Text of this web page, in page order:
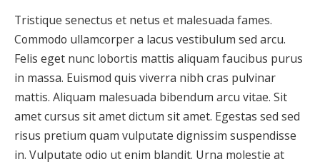
Tristique senectus et netus et malesuada fames.
Commodo ullamcorper a lacus vestibulum sed arcu.
Felis eget nunc lobortis mattis aliquam faucibus purus
in massa. Euismod quis viverra nibh cras pulvinar
mattis. Aliquam malesuada bibendum arcu vitae. Sit
amet cursus sit amet dictum sit amet. Egestas sed sed
risus pretium quam vulputate dignissim suspendisse
in. Vulputate odio ut enim blandit. Urna molestie at